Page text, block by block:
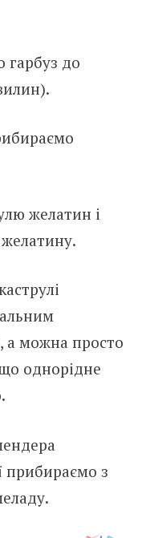
гарбуз до
желатин і
а можна просто
однорідне
прибираємо з